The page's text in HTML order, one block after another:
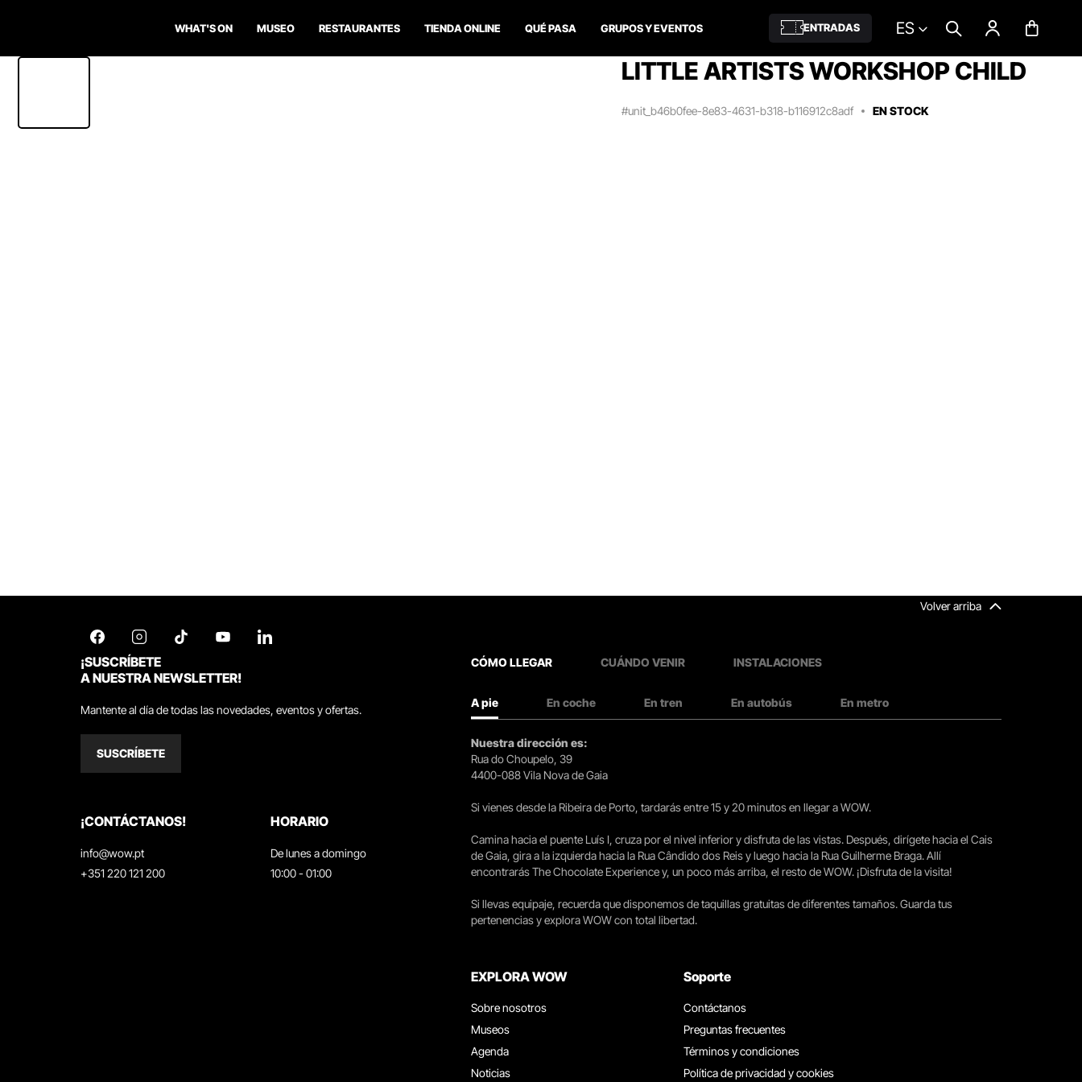
WHAT'S ON MUSEO RESTAURANTES TIENDA ONLINE QUÉ PASA GRUPOS Y EVENTOS ENTRADAS ES
LITTLE ARTISTS WORKSHOP CHILD
#unit_b46b0fee-8e83-4631-b318-b116912c8adf EN STOCK
Volver arriba
¡SUSCRÍBETE
A NUESTRA NEWSLETTER!
Mantente al día de todas las novedades, eventos y ofertas.
SUSCRÍBETE
¡CONTÁCTANOS!
info@wow.pt
+351 220 121 200
HORARIO
De lunes a domingo
10:00 - 01:00
CÓMO LLEGAR CUÁNDO VENIR INSTALACIONES
A pie En coche En tren En autobús En metro
Nuestra dirección es:
Rua do Choupelo, 39
4400-088 Vila Nova de Gaia
Si vienes desde la Ribeira de Porto, tardarás entre 15 y 20 minutos en llegar a WOW.
Camina hacia el puente Luís I, cruza por el nivel inferior y disfruta de las vistas. Después, dirígete hacia el Cais
de Gaia, gira a la izquierda hacia la Rua Cândido dos Reis y luego hacia la Rua Guilherme Braga. Allí
encontrarás The Chocolate Experience y, un poco más arriba, el resto de WOW. ¡Disfruta de la visita!
Si llevas equipaje, recuerda que disponemos de taquillas gratuitas de diferentes tamaños. Guarda tus
pertenencias y explora WOW con total libertad.
EXPLORA WOW
Sobre nosotros
Museos
Agenda
Noticias
Soporte
Contáctanos
Preguntas frecuentes
Términos y condiciones
Política de privacidad y cookies